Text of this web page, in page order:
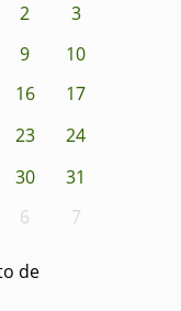
2
3
9
10
16
17
23
24
30
31
6 7
de